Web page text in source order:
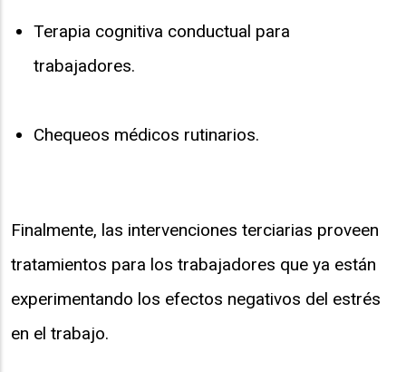
Terapia cognitiva conductual para
trabajadores.
Chequeos médicos rutinarios.
Finalmente, las intervenciones terciarias proveen
tratamientos para los trabajadores que ya están
experimentando los efectos negativos del estrés
en el trabajo.